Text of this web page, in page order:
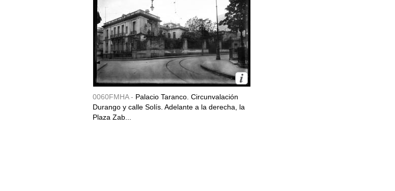
0060FMHA - Palacio Taranco. Circunvalación
Durango y calle Solís. Adelante a la derecha, la
Plaza Zab...